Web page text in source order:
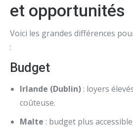
et opportunités
Voici les grandes différences
:
Budget
Irlande (Dublin): loyers
coûteuse.
Malte : budget plus